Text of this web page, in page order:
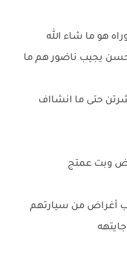
هو ما شاء الله
يجيب ناضور هم ما
حتى ما انشااف
وبت عمتج
أغراض من سيارتهم